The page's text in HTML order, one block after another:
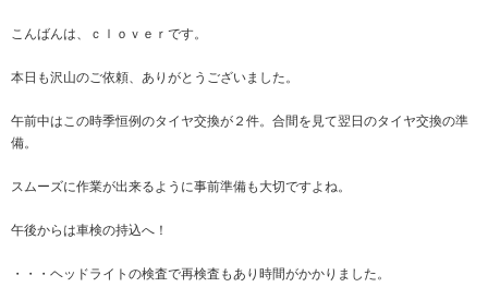
こんばんは、ｃｌｏｖｅｒです。
本日も沢山のご依頼、ありがとうございました。
午前中はこの時季恒例のタイヤ交換が２件。合間を見て翌日のタイヤ交換の準
備。
スムーズに作業が出来るように事前準備も大切ですよね。
午後からは車検の持込へ！
・・・ヘッドライトの検査で再検査もあり時間がかかりました。